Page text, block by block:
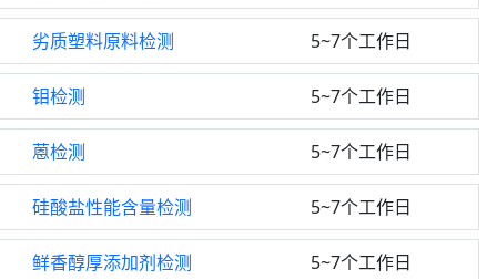
劣质塑料原料检测 5~7个工作日
钼检测 5~7个工作日
蒽检测 5~7个工作日
硅酸盐性能含量检测 5~7个工作日
鲜香醇厚添加剂检测 5~7个工作日